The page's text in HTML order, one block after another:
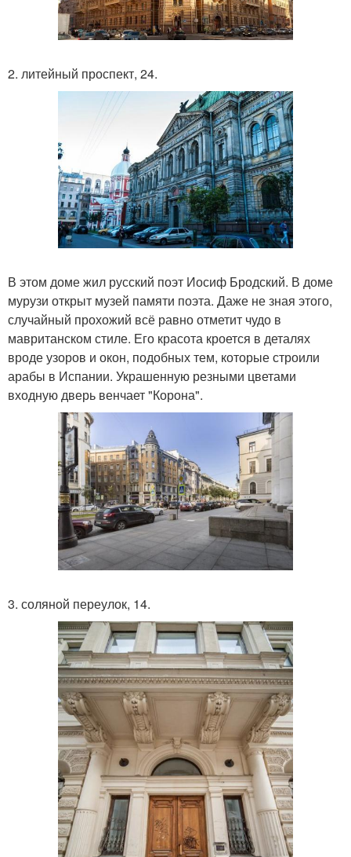
2. литейный проспект, 24.
В этом доме жил русский поэт Иосиф Бродский. В доме
мурузи открыт музей памяти поэта. Даже не зная этого,
случайный прохожий всё равно отметит чудо в
мавританском стиле. Его красота кроется в деталях
вроде узоров и окон, подобных тем, которые строили
арабы в Испании. Украшенную резными цветами
входную дверь венчает "Корона".
3. соляной переулок, 14.